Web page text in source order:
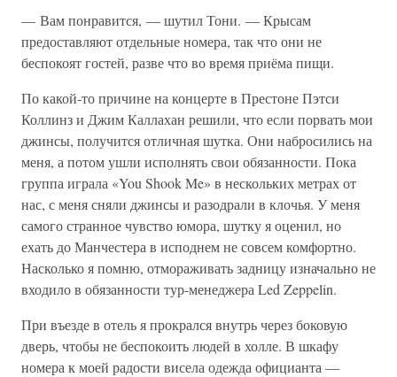
— Вам понравится, — шутил Тони. — Крысам
предоставляют отдельные номера, так что они не
беспокоят гостей, разве что во время приёма пищи.
По какой-то причине на концерте в Престоне Пэтси
Коллинз и Джим Каллахан решили, что если порвать мои
джинсы, получится отличная шутка. Они набросились на
меня, а потом ушли исполнять свои обязанности. Пока
группа играла «You Shook Me» в нескольких метрах от
нас, с меня сняли джинсы и разодрали в клочья. У меня
самого странное чувство юмора, шутку я оценил, но
ехать до Манчестера в исподнем не совсем комфортно.
Насколько я помню, отмораживать задницу изначально не
входило в обязанности тур-менеджера Led Zeppelin.
При въезде в отель я прокрался внутрь через боковую
дверь, чтобы не беспокоить людей в холле. В шкафу
номера к моей радости висела одежда официанта —